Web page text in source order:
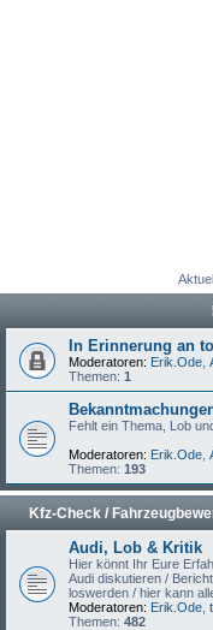
In Erinnerung an
Moderatoren: Erik.Ode
Themen: 1
Fehlt ein Thema, Lob
Moderatoren: Erik.Ode
Themen: 193
Kfz-Check /
Audi, Lob & Kritik
Hier könnt Ihr Eure
Audi diskutieren /
loswerden / hier kann
Moderatoren: Erik.Ode
Themen: 482